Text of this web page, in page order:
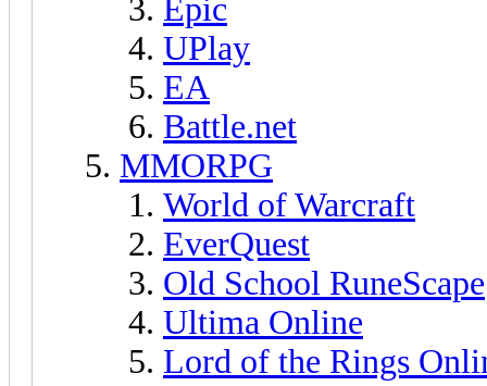
Epic
UPlay
EA
Battle.net
MMORPG
World of Warcraft
EverQuest
Old School RuneScape
Ultima Online
Lord of the Rings